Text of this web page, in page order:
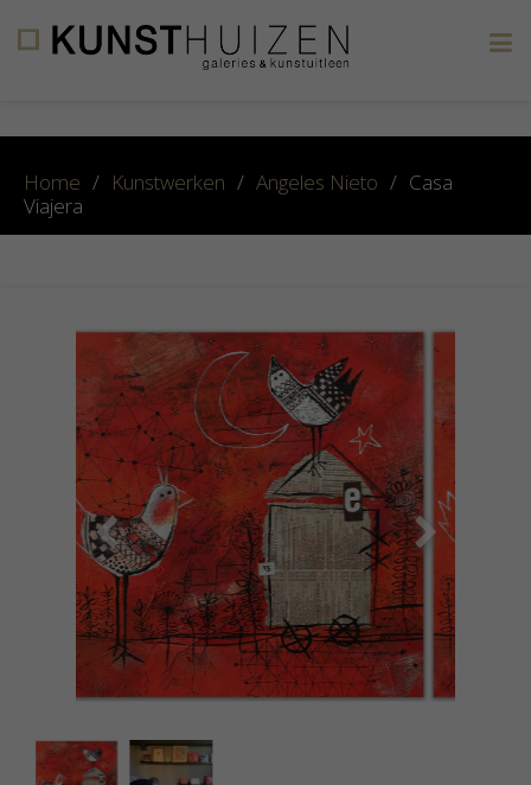
Home / Kunstwerken / Angeles Nieto / Casa
Viajera